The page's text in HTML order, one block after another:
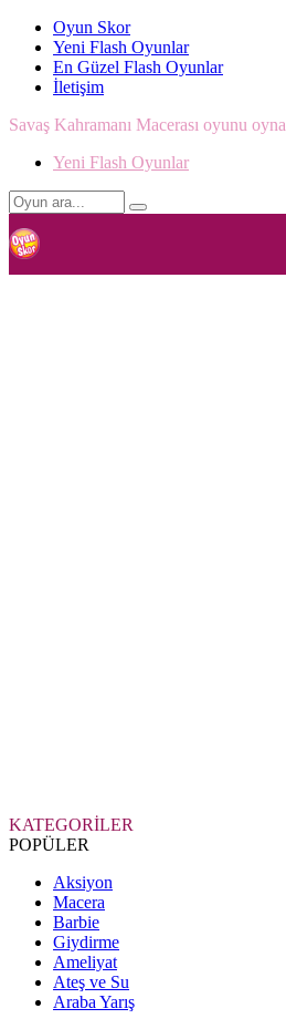
Oyun Skor
Yeni Flash Oyunlar
En Güzel Flash Oyunlar
İletişim
Savaş Kahramanı Macerası oyunu oyna
Yeni Flash Oyunlar
KATEGORİLER
POPÜLER
Aksiyon
Macera
Barbie
Giydirme
Ameliyat
Ateş ve Su
Araba Yarış